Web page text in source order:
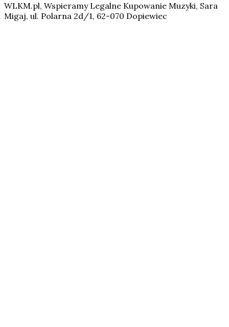
WLKM.pl, Wspieramy Legalne Kupowanie Muzyki, Sara
Migaj, ul. Polarna 2d/1, 62-070 Dopiewiec